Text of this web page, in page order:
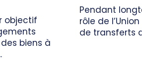
objectif
biens à
Pendant
rôle de
de transferts